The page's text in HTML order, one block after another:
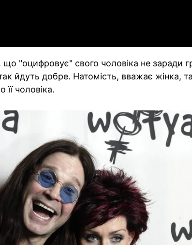
"оцифровує" свого чоловіка не заради
йдуть добре. Натомість, вважає жінка,
чоловіка.